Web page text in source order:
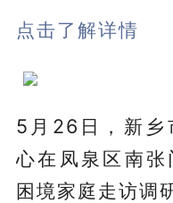
点击了解详情
5月26日，新乡
心在凤泉区南
困境家庭走访调